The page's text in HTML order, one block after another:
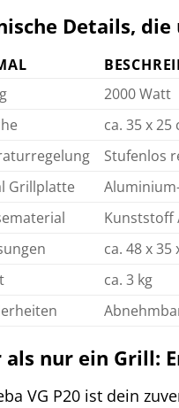
Details, die
2000 Watt
ca. 35 x 25
Stufenlos
Grillplatte
Kunststoff
ca. 48 x 35
ca. 3 kg
als nur ein Grill:
VG P20 ist dein